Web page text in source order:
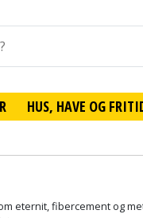
HUS, HAVE OG
eternit, fibercement og